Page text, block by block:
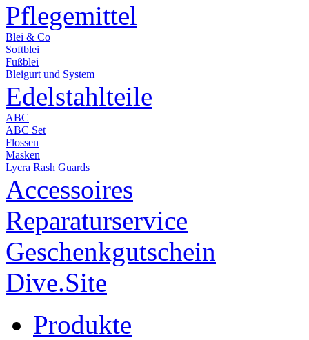
Pflegemittel
Blei & Co
Softblei
Fußblei
Bleigurt und System
Edelstahlteile
ABC
ABC Set
Flossen
Masken
Lycra Rash Guards
Accessoires
Reparaturservice
Geschenkgutschein
Dive.Site
Produkte